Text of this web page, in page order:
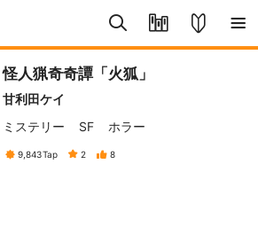
怪人猟奇奇譚「火狐」
甘利田ケイ
ミステリー
SF ホラー
9,843Tap 2 8